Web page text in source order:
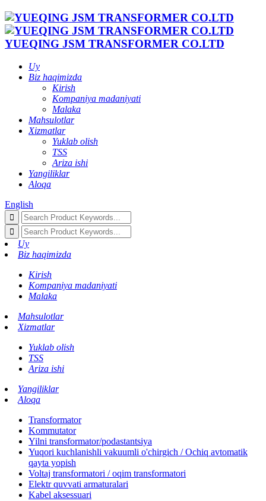
YUEQING JSM TRANSFORMER CO.LTD
Uy
Biz haqimizda
Kirish
Kompaniya madaniyati
Malaka
Mahsulotlar
Xizmatlar
Yuklab olish
TSS
Ariza ishi
Yangiliklar
Aloqa
English
Uy
Biz haqimizda
Kirish
Kompaniya madaniyati
Malaka
Mahsulotlar
Xizmatlar
Yuklab olish
TSS
Ariza ishi
Yangiliklar
Aloqa
Transformator
Kommutator
Yilni transformator/podastantsiya
Yuqori kuchlanishli vakuumli o'chirgich / Ochiq avtomatik
qayta yopish
Voltaj transformatori / oqim transformatori
Elektr quvvati armaturalari
Kabel aksessuari